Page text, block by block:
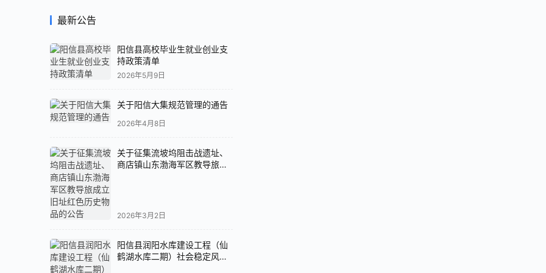
最新公告
阳信县高校毕业生就业创业支
持政策清单
2026年5月9日
关于阳信大集规范管理的通告
2026年4月8日
关于征集流坡坞阻击战遗址、
商店镇山东渤海军区教导旅成
2026年3月2日
阳信县润阳水库建设工程（仙
鹤湖水库二期）社会稳定风险